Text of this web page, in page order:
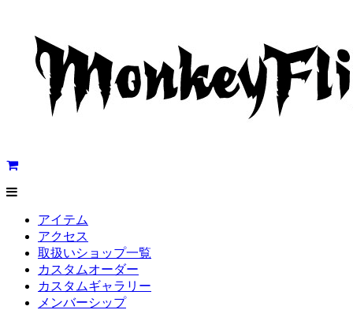
アイテム
アクセス
取扱いショップ一覧
カスタムオーダー
カスタムギャラリー
メンバーシップ